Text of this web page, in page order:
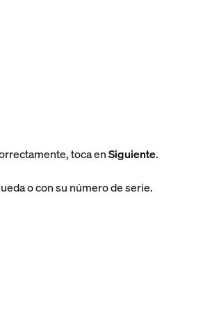
toca enSiguiente.
o con su número de serie.